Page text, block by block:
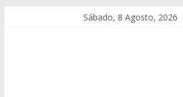
Sábado, 8 Agosto, 2026